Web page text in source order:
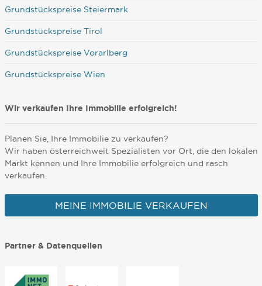
Grundstückspreise Steiermark
Grundstückspreise Tirol
Grundstückspreise Vorarlberg
Grundstückspreise Wien
Wir verkaufen Ihre Immobilie erfolgreich!
Planen Sie, Ihre Immobilie zu verkaufen?
Wir haben österreichweit Spezialisten vor Ort, die den lokalen
Markt kennen und Ihre Immobilie erfolgreich und rasch
verkaufen.
MEINE IMMOBILIE VERKAUFEN
Partner & Datenquellen